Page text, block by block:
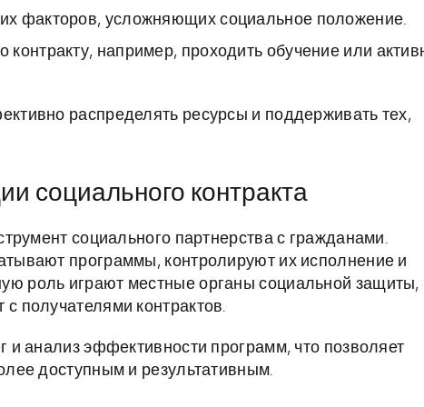
факторов, усложняющих социальное положение.
контракту, например, проходить обучение или
распределять ресурсы и поддерживать тех,
социального контракта
социального партнерства с гражданами.
программы, контролируют их исполнение и
роль играют местные органы социальной защиты,
получателями контрактов.
и анализ эффективности программ, что позволяет
доступным и результативным.